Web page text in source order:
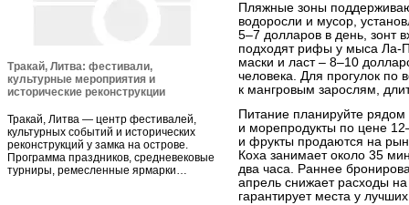
Тракай, Литва: фестивали,
культурные мероприятия и
исторические реконструкции
Тракай, Литва — центр фестивалей,
культурных событий и исторических
реконструкций у замка на острове.
Программа праздников, средневековые
турниры, ремесленные ярмарки…
Пляжные зоны
водоросли и мусор,
5–7 долларов в день, зонт
подходят рифы у мыса Ла-
маски и ласт – 8–10
человека. Для прогулок по
к мангровым зарослям,
Питание планируйте
и морепродукты по цене
и фрукты продаются на
Коха занимает около 35
два часа. Раннее
апрель снижает расходы
гарантирует места у